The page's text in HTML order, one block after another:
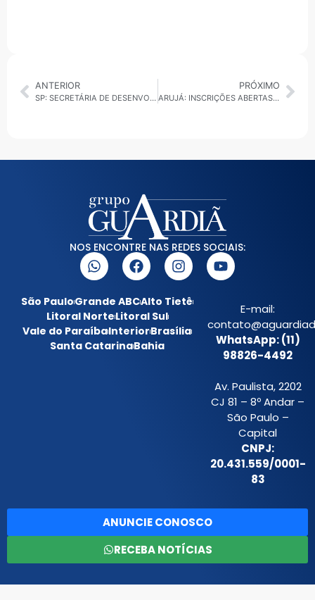
ANTERIOR
SP: SECRETÁRIA DE DESENVOLVIMENTO E DE TRABALHO DESTACA AÇÕES DA PREFEITURA PARA GERAR EMPREGOS NA CIDADE
PRÓXIMO
ARUJÁ: INSCRIÇÕES ABERTAS PARA AULAS DE BALÉ GRATUITAS
NOS ENCONTRE NAS REDES SOCIAIS:
São PauloGrande ABCAlto Tietê
Litoral NorteLitoral Sul
Vale do ParaíbaInteriorBrasília
Santa CatarinaBahia
E-mail:
WhatsApp: (11)
98826-4492
Av. Paulista, 2202
CJ 81 – 8º Andar –
São Paulo –
Capital
CNPJ:
20.431.559/0001-
83
ANUNCIE CONOSCO
RECEBA NOTÍCIAS